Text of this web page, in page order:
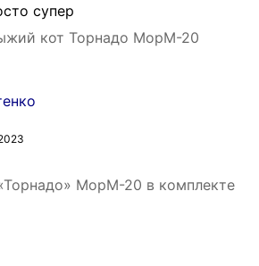
супер
кот Торнадо MopM-20
MopM-20 в комплекте